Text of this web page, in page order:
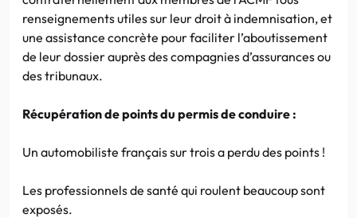
renseignements utiles sur leur droit à indemnisation, et
une assistance concrète pour faciliter l’aboutissement
de leur dossier auprès des compagnies d’assurances ou
des tribunaux.
Récupération de points du permis de conduire :
Un automobiliste français sur trois a perdu des points !
Les professionnels de santé qui roulent beaucoup sont
exposés.